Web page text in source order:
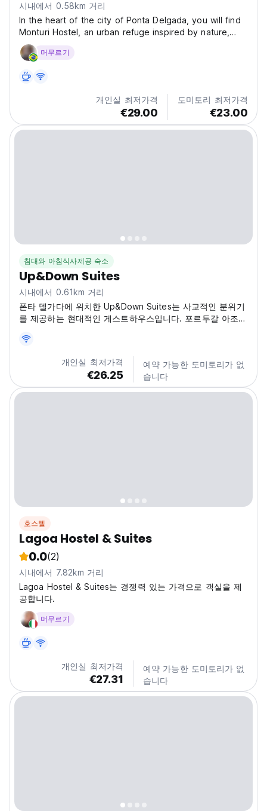
시내에서 0.58km 거리
In the heart of the city of Ponta Delgada, you will find
Monturi Hostel, an urban refuge inspired by nature,
created and designed by a family company. With a
total of 9 rooms, each space was designed to provide
머무르기
개인실 최저가격
€29.00
도미토리 최저가격
€23.00
침대와 아침식사제공 숙소
Up&Down Suites
시내에서 0.61km 거리
폰타 델가다에 위치한 Up&Down Suites는 사교적인 분위기
를 제공하는 현대적인 게스트하우스입니다. 포르투갈 아조레
(Auto-translated from original language)
개인실 최저가격
€26.25
예약 가능한 도미토리가 없
습니다
호스텔
Lagoa Hostel & Suites
0.0(2)
시내에서 7.82km 거리
Lagoa Hostel & Suites는 경쟁력 있는 가격으로 객실을 제
공합니다.
머무르기
개인실 최저가격
€27.31
예약 가능한 도미토리가 없
습니다